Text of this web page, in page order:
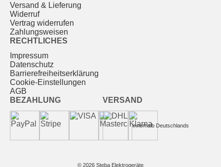
Versand & Lieferung
Widerruf
Vertrag widerrufen
Zahlungsweisen
RECHTLICHES
Impressum
Datenschutz
Barrierefreiheitserklärung
Cookie-Einstellungen
AGB
BEZAHLUNG
VERSAND
Innerhalb Deutschlands
© 2026 Steba Elektrogeräte